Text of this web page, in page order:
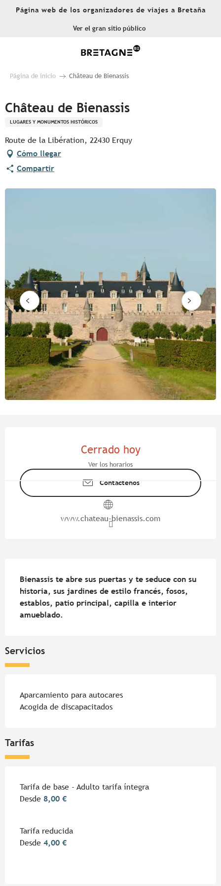
AllerPágina web de los organizadores de viajes a Bretaña
Ver el gran sitio público
Página de inicio Château de Bienassis
Château de Bienassis
LUGARES Y MONUMENTOS HISTÓRICOS
Route de la Libération, 22430 Erquy
Cómo llegar
Compartir
Cerrado hoy
Ver los horarios
Contáctenos
www.chateau-bienassis.com
Bienassis te abre sus puertas y te seduce con su
historia, sus jardines de estilo francés, fosos,
establos, patio principal, capilla e interior
amueblado.
Servicios
Aparcamiento para autocares
Acogida de discapacitados
Tarifas
Tarifa de base - Adulto tarifa íntegra
Desde 8,00 €
Tarifa reducida
Desde 4,00 €